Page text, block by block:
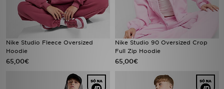
Nike Studio Fleece Oversized
Hoodie
65,00€
Nike Studio 90 Oversized Crop
Full Zip Hoodie
65,00€